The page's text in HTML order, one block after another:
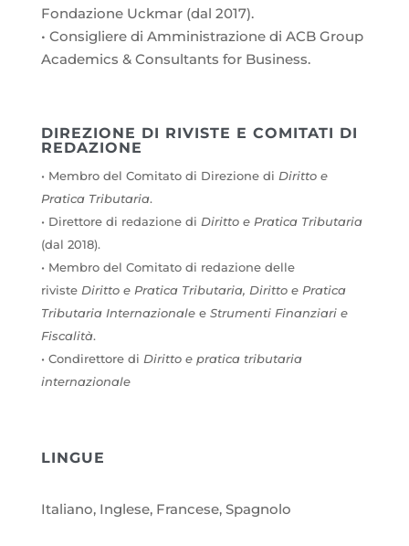
Fondazione Uckmar (dal 2017).
• Consigliere di Amministrazione di ACB Group
Academics & Consultants for Business.
DIREZIONE DI RIVISTE E COMITATI DI
REDAZIONE
• Membro del Comitato di Direzione di Diritto e
Pratica Tributaria.
• Direttore di redazione di Diritto e Pratica Tributaria
(dal 2018).
• Membro del Comitato di redazione delle
riviste Diritto e Pratica Tributaria, Diritto e Pratica
Tributaria Internazionale e Strumenti Finanziari e
Fiscalità.
• Condirettore di Diritto e pratica tributaria
internazionale
LINGUE
Italiano, Inglese, Francese, Spagnolo